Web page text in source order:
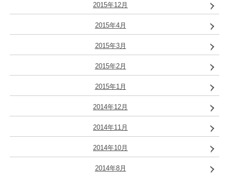
2015年12月
2015年4月
2015年3月
2015年2月
2015年1月
2014年12月
2014年11月
2014年10月
2014年8月